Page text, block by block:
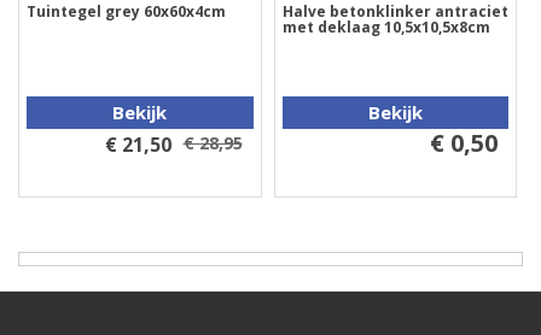
Tuintegel grey 60x60x4cm
Bekijk
€ 21,50 € 28,95
Halve betonklinker antraciet
met deklaag 10,5x10,5x8cm
Bekijk
€ 0,50